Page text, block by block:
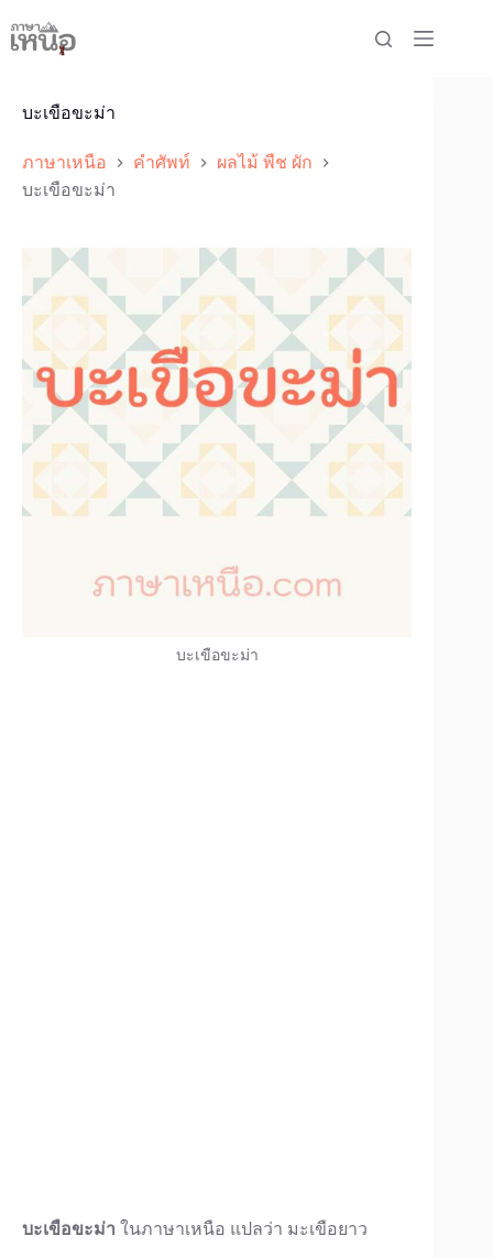
to
content
บะเขือขะม่า
ภาษาเหนือ คำศัพท์
ผลไม้ พืช ผัก
บะเขือขะม่า
บะเขือขะม่า
บะเขือขะม่า ในภาษาเหนือ แปลว่า มะเขือยาว